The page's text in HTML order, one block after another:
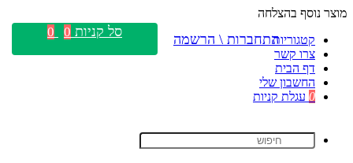
מוצר נוסף בהצלחה
קטגוריות
צרו קשר
דף הבית
החשבון שלי
0 עגלת קניות
התחברות \ הרשמה סל קניות 0
0